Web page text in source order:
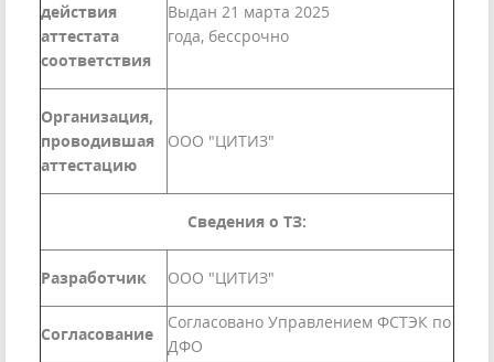
действия
аттестата
соответствия
Выдан 21 марта 2025
года, бессрочно
Организация,
проводившая
аттестацию
ООО "ЦИТИЗ"
Сведения о ТЗ:
Разработчик ООО "ЦИТИЗ"
Согласование
Согласовано Управлением ФСТЭК по
ДФО